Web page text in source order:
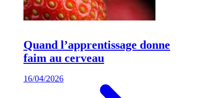
Quand l’apprentissage donne
faim au cerveau
16/04/2026